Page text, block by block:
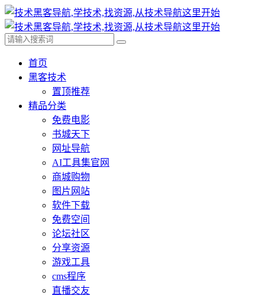
首页
黑客技术
置顶推荐
精品分类
免费电影
书城天下
网址导航
AI工具集官网
商城购物
图片网站
软件下载
免费空间
论坛社区
分享资源
游戏工具
cms程序
直播交友